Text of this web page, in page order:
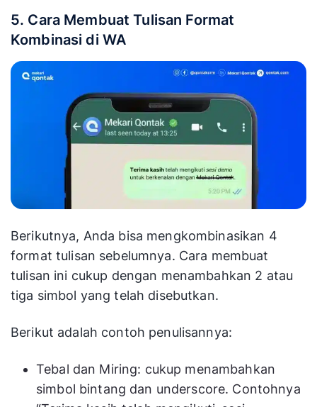
5. Cara Membuat Tulisan Format
Kombinasi di WA
Berikutnya, Anda bisa mengkombinasikan 4
format tulisan sebelumnya. Cara membuat
tulisan ini cukup dengan menambahkan 2 atau
tiga simbol yang telah disebutkan.
Berikut adalah contoh penulisannya:
Tebal dan Miring: cukup menambahkan
simbol bintang dan underscore. Contohnya